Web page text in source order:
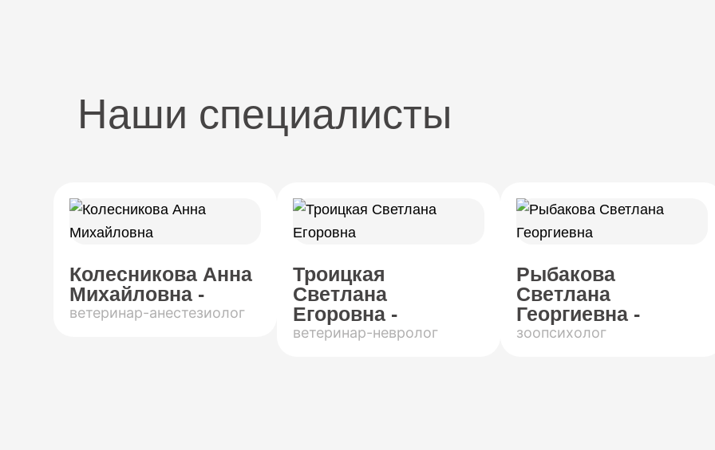
Наши специалисты
Колесникова Анна
Михайловна -
ветеринар-анестезиолог
Троицкая
Светлана
Егоровна -
ветеринар-невролог
Рыбакова
Светлана
Георгиевна -
зоопсихолог